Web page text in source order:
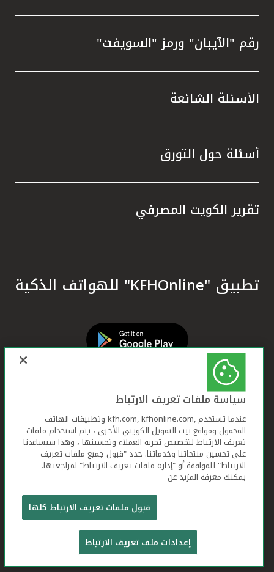
رقم "الآيبان" ورمز "السويفت"
الأسئلة الشائعة
أسئلة حول التورق
تقرير الكويت المصرفي
تطبيق "KFHOnline" للهواتف الذكية
بيت التمويل الكويتي جميع الحقوق محفوظة © 2025
شروط وأحكام استخدام الموقع الإلكتروني
تعريف الارتباط بيان الخصوصية
سياسة ملفات تعريف الارتباط
عندما تستخدم ,kfh.com, kfhonline.com وتطبيقات الهاتف
المحمول ومواقع بيت التمويل الكويتي الأخرى ، يتم استخدام ملفات
تعريف الارتباط لتخصيص تجربة العملاء وتحسينها ، وهذا سيساعدنا
على تحسين منتجاتنا وخدماتنا. حدد "قبول جميع ملفات تعريف
الارتباط" للموافقة أو "إدارة ملفات تعريف الارتباط" لمراجعتها.
يمكنك معرفة المزيد عن
قبول ملفات تعريف الارتباط كلها
إعدادات ملف تعريف الارتباط